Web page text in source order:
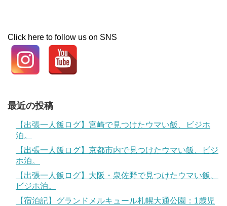
Click here to follow us on SNS
最近の投稿
【出張一人飯ログ】宮崎で見つけたウマい飯、ビジホ
泊。
【出張一人飯ログ】京都市内で見つけたウマい飯、ビジ
ホ泊。
【出張一人飯ログ】大阪・泉佐野で見つけたウマい飯、
ビジホ泊。
【宿泊記】グランドメルキュール札幌大通公園：1歳児